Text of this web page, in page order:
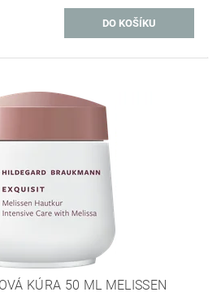
KÚRA 50 ML MELISSEN